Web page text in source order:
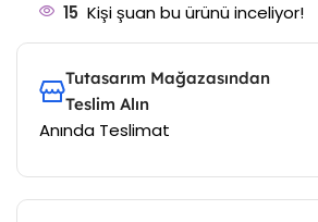
15 Kişi şuan bu ürünü inceliyor!
Tutasarım Mağazasından
Teslim Alın
Anında Teslimat